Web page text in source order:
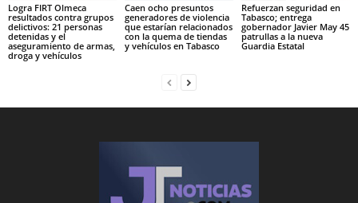
Logra FIRT Olmeca
resultados contra grupos
delictivos: 21 personas
detenidas y el
aseguramiento de armas,
droga y vehículos
Caen ocho presuntos
generadores de violencia
que estarían relacionados
con la quema de tiendas
y vehículos en Tabasco
Refuerzan seguridad en
Tabasco; entrega
gobernador Javier May 45
patrullas a la nueva
Guardia Estatal